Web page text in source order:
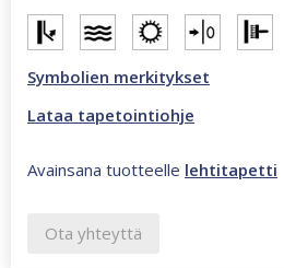
Symbolien merkitykset
Lataa tapetointiohje
Avainsana tuotteelle lehtitapetti
Ota yhteyttä